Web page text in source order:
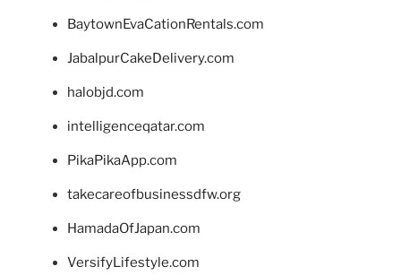
BaytownEvaCationRentals.com
JabalpurCakeDelivery.com
halobjd.com
intelligenceqatar.com
PikaPikaApp.com
takecareofbusinessdfw.org
HamadaOfJapan.com
VersifyLifestyle.com